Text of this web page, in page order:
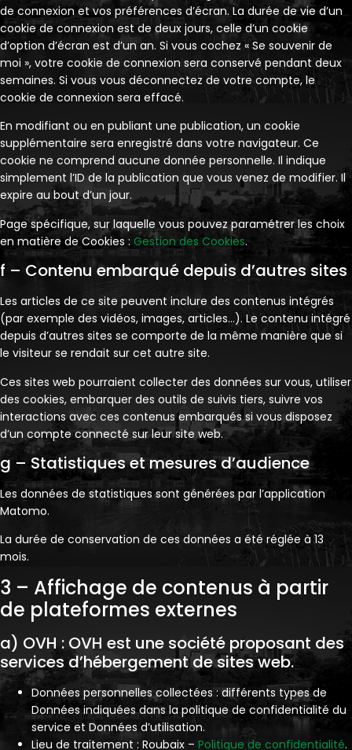
de connexion et vos préférences d’écran. La durée de vie d’un
cookie de connexion est de deux jours, celle d’un cookie
d’option d’écran est d’un an. Si vous cochez « Se souvenir de
moi », votre cookie de connexion sera conservé pendant deux
semaines. Si vous vous déconnectez de votre compte, le
cookie de connexion sera effacé.
En modifiant ou en publiant une publication, un cookie
supplémentaire sera enregistré dans votre navigateur. Ce
cookie ne comprend aucune donnée personnelle. Il indique
simplement l’ID de la publication que vous venez de modifier. Il
expire au bout d’un jour.
Page spécifique, sur laquelle vous pouvez paramétrer les choix
en matière de Cookies : Gestion des Cookies.
f – Contenu embarqué depuis d’autres sites
Les articles de ce site peuvent inclure des contenus intégrés
(par exemple des vidéos, images, articles…). Le contenu intégré
depuis d’autres sites se comporte de la même manière que si
le visiteur se rendait sur cet autre site.
Ces sites web pourraient collecter des données sur vous, utiliser
des cookies, embarquer des outils de suivis tiers, suivre vos
interactions avec ces contenus embarqués si vous disposez
d’un compte connecté sur leur site web.
g – Statistiques et mesures d’audience
Les données de statistiques sont générées par l’application
Matomo.
La durée de conservation de ces données a été réglée à 13
mois.
3 – Affichage de contenus à partir
de plateformes externes
a) OVH : OVH est une société proposant des
services d’hébergement de sites web.
Données personnelles collectées : différents types de
Données indiquées dans la politique de confidentialité du
service et Données d’utilisation.
Lieu de traitement : Roubaix – Politique de confidentialité.